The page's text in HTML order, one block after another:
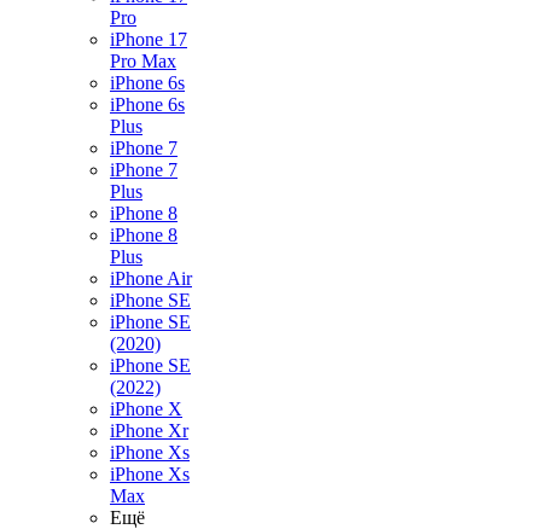
Pro
iPhone 17
Pro Max
iPhone 6s
iPhone 6s
Plus
iPhone 7
iPhone 7
Plus
iPhone 8
iPhone 8
Plus
iPhone Air
iPhone SE
iPhone SE
(2020)
iPhone SE
(2022)
iPhone X
iPhone Xr
iPhone Xs
iPhone Xs
Max
Ещё